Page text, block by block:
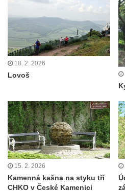
18. 2. 2026
Lovoš
15. 2. 2026
Kamenná kašna na styku tří
CHKO v České Kamenici